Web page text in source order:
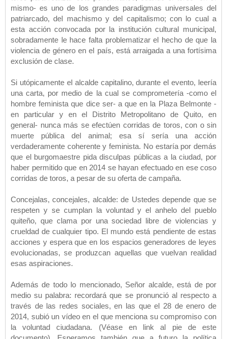
mismo- es uno de los grandes paradigmas universales del
patriarcado, del machismo y del capitalismo; con lo cual a
esta acción convocada por la institución cultural municipal,
sobradamente le hace falta problematizar el hecho de que la
violencia de género en el país, está arraigada a una fortísima
exclusión de clase.
Si utópicamente el alcalde capitalino, durante el evento, leería
una carta, por medio de la cual se comprometería -como el
hombre feminista que dice ser- a que en la Plaza Belmonte -
en particular y en el Distrito Metropolitano de Quito, en
general- nunca más se efectúen corridas de toros, con o sin
muerte pública del animal; esa sí sería una acción
verdaderamente coherente y feminista. No estaría por demás
que el burgomaestre pida disculpas públicas a la ciudad, por
haber permitido que en 2014 se hayan efectuado en ese coso
corridas de toros, a pesar de su oferta de campaña.
Concejalas, concejales, alcalde: de Ustedes depende que se
respeten y se cumplan la voluntad y el anhelo del pueblo
quiteño, que clama por una sociedad libre de violencias y
crueldad de cualquier tipo. El mundo está pendiente de estas
acciones y espera que en los espacios generadores de leyes
evolucionadas, se produzcan aquellas que vuelvan realidad
esas aspiraciones.
Además de todo lo mencionado, Señor alcalde, está de por
medio su palabra: recordará que se pronunció al respecto a
través de las redes sociales, en las que el 28 de enero de
2014, subió un vídeo en el que menciona su compromiso con
la voluntad ciudadana. (Véase en link al pie de este